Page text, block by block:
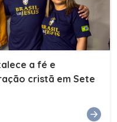
e ampliação da
professores, à
e a todos
para que esse
a vida de
a fé e
cristã em Sete